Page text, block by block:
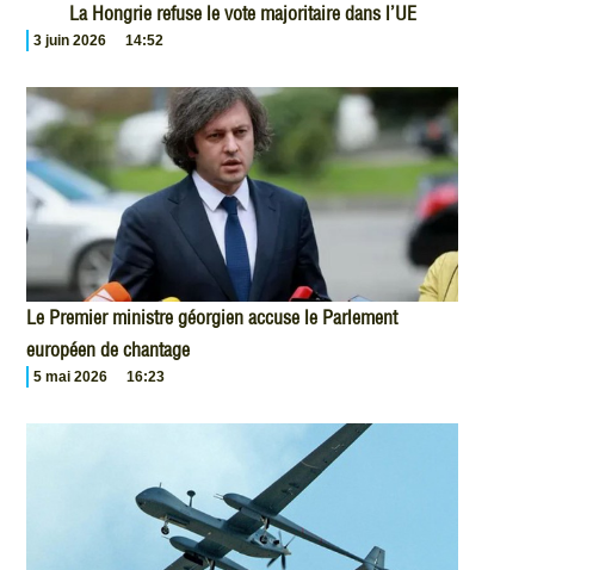
La Hongrie refuse le vote majoritaire dans l’UE
3 juin 2026 14:52
Le Premier ministre géorgien accuse le Parlement
européen de chantage
5 mai 2026 16:23